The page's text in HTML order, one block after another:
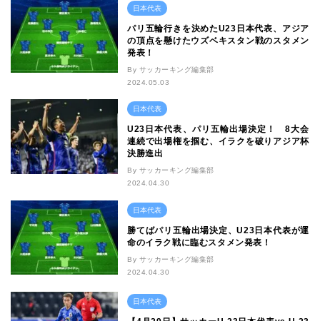
日本代表
パリ五輪行きを決めたU23日本代表、アジア
の頂点を懸けたウズベキスタン戦のスタメン
発表！
By サッカーキング編集部
2024.05.03
日本代表
U23日本代表、パリ五輪出場決定！ 8大会
連続で出場権を掴む、イラクを破りアジア杯
決勝進出
By サッカーキング編集部
2024.04.30
日本代表
勝てばパリ五輪出場決定、U23日本代表が運
命のイラク戦に臨むスタメン発表！
By サッカーキング編集部
2024.04.30
日本代表